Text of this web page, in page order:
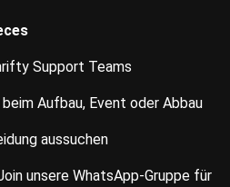
Support Teams
Aufbau, Event oder Abbau
aussuchen
unsere WhatsApp-Gruppe für